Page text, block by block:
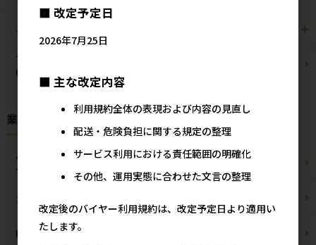
その他/雑貨
ブリーダーパック
(プロ製品)
業種様別 特設ページ
ペットショップ/
サロン様
カフェ/飲食店様
動物病院様
■ 改定予定日
2026年7月25日
■ 主な改定内容
利用規約全体の表現および内容の見直し
配送・危険負担に関する規定の整理
サービス利用における責任範囲の明確化
その他、運用実態に合わせた文言の整理
改定後のバイヤー利用規約は、改定予定日より適用い
たします。